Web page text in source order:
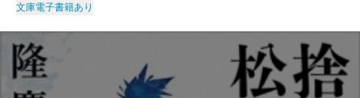
文庫電子書籍あり